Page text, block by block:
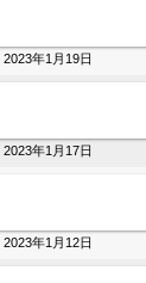
2023年1月19日
2023年1月17日
2023年1月12日